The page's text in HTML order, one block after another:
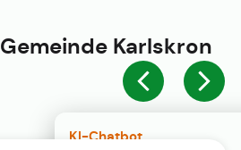
KI-Chatbot
Gemeinde Karlskron